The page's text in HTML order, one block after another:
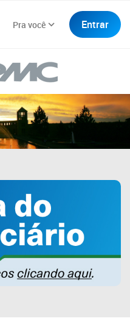
Pra você Entrar